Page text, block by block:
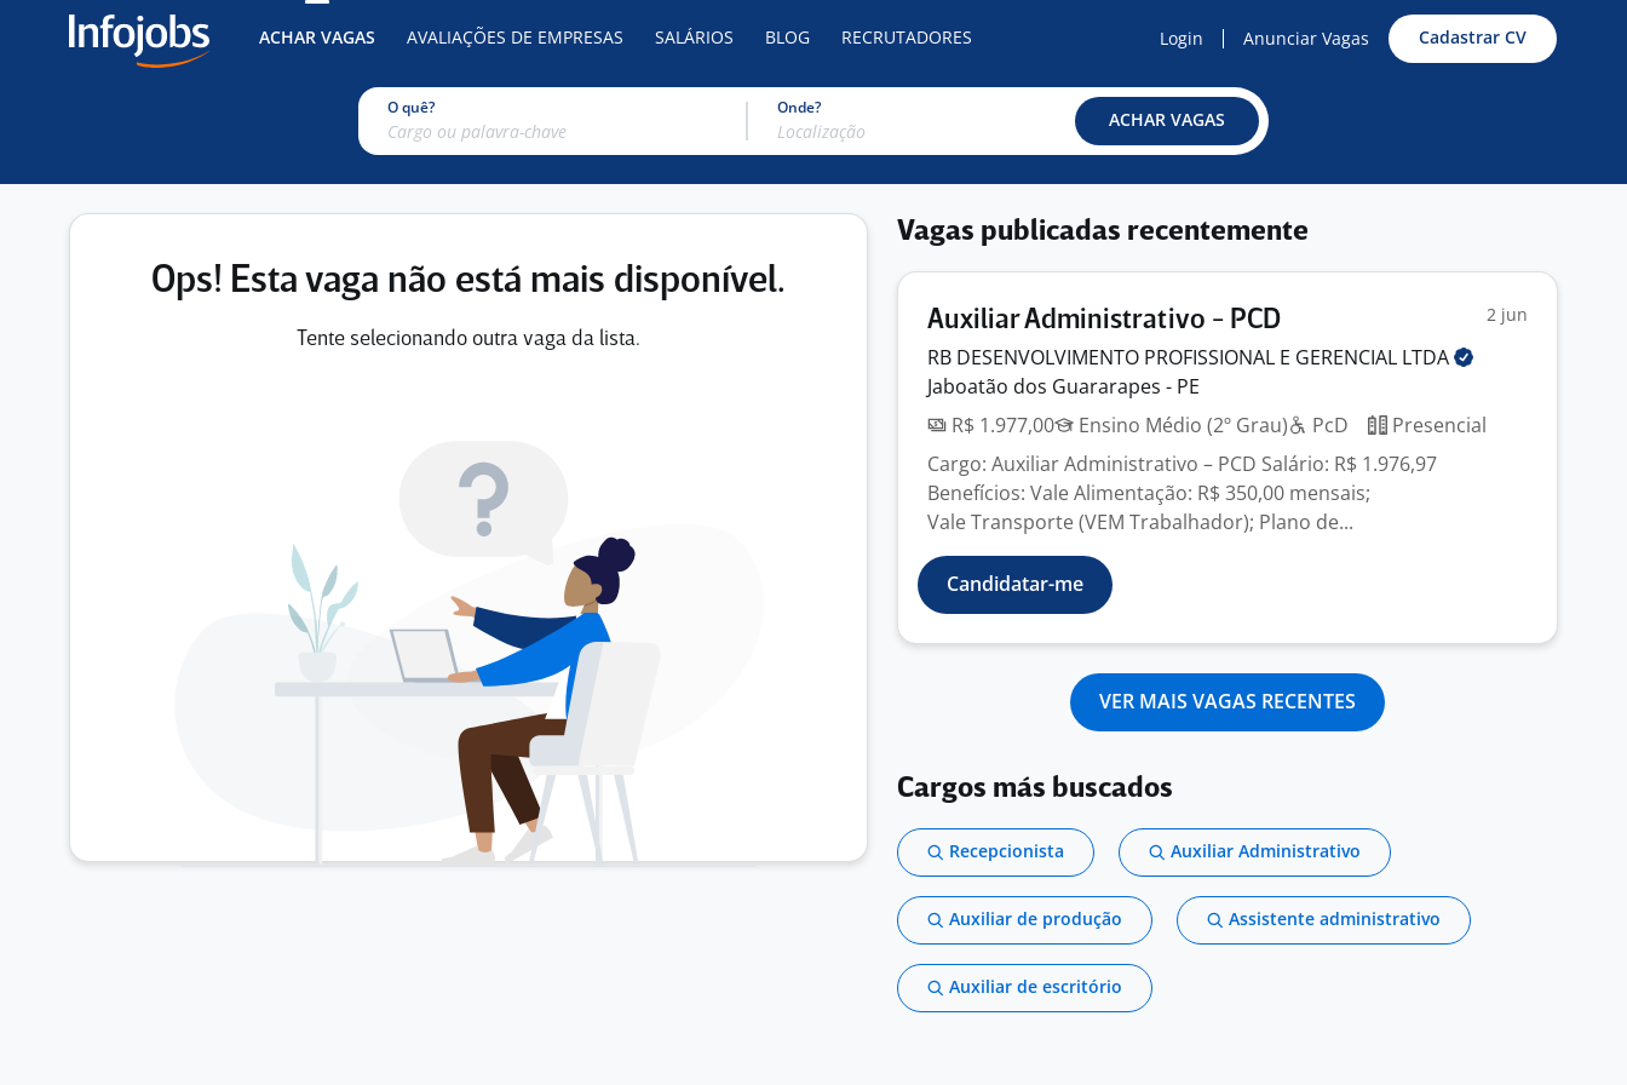
ACHAR VAGAS AVALIAÇÕES DE EMPRESAS SALÁRIOS BLOG RECRUTADORES Login Anunciar Vagas Cadastrar CV
O quê? Onde?
ACHAR VAGAS
Ops! Esta vaga não está mais disponível.
Tente selecionando outra vaga da lista.
Vagas publicadas recentemente
Auxiliar Administrativo - PCD 2 jun
RB DESENVOLVIMENTO PROFISSIONAL E GERENCIAL LTDA
Jaboatão dos Guararapes - PE
R$ 1.977,00
Ensino Médio (2º Grau) PcD
Presencial
Cargo: Auxiliar Administrativo – PCD Salário: R$ 1.976,97
Benefícios: Vale Alimentação: R$ 350,00 mensais;
Vale Transporte (VEM Trabalhador); Plano de...
Candidatar-me
VER MAIS VAGAS RECENTES
Cargos más buscados
Recepcionista Auxiliar Administrativo
Auxiliar de produção Assistente administrativo
Auxiliar de escritório